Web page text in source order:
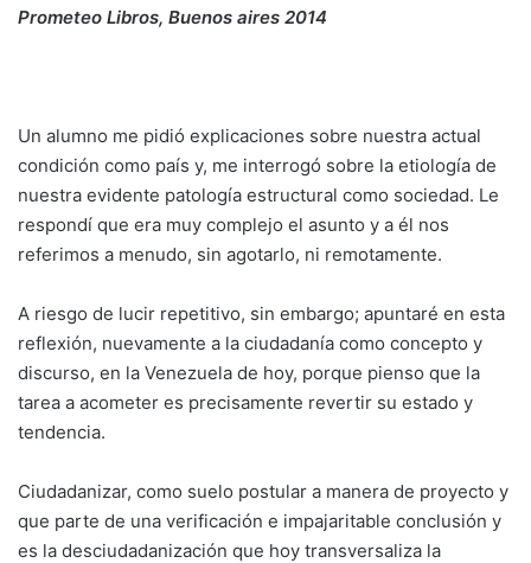
Prometeo Libros, Buenos aires 2014
Un alumno me pidió explicaciones sobre nuestra actual
condición como país y, me interrogó sobre la etiología de
nuestra evidente patología estructural como sociedad. Le
respondí que era muy complejo el asunto y a él nos
referimos a menudo, sin agotarlo, ni remotamente.
A riesgo de lucir repetitivo, sin embargo; apuntaré en esta
reflexión, nuevamente a la ciudadanía como concepto y
discurso, en la Venezuela de hoy, porque pienso que la
tarea a acometer es precisamente revertir su estado y
tendencia.
Ciudadanizar, como suelo postular a manera de proyecto y
que parte de una verificación e impajaritable conclusión y
es la desciudadanización que hoy transversaliza la